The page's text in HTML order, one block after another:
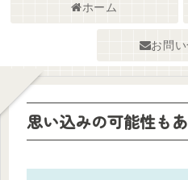
ホーム
お問
思い込みの可能性も